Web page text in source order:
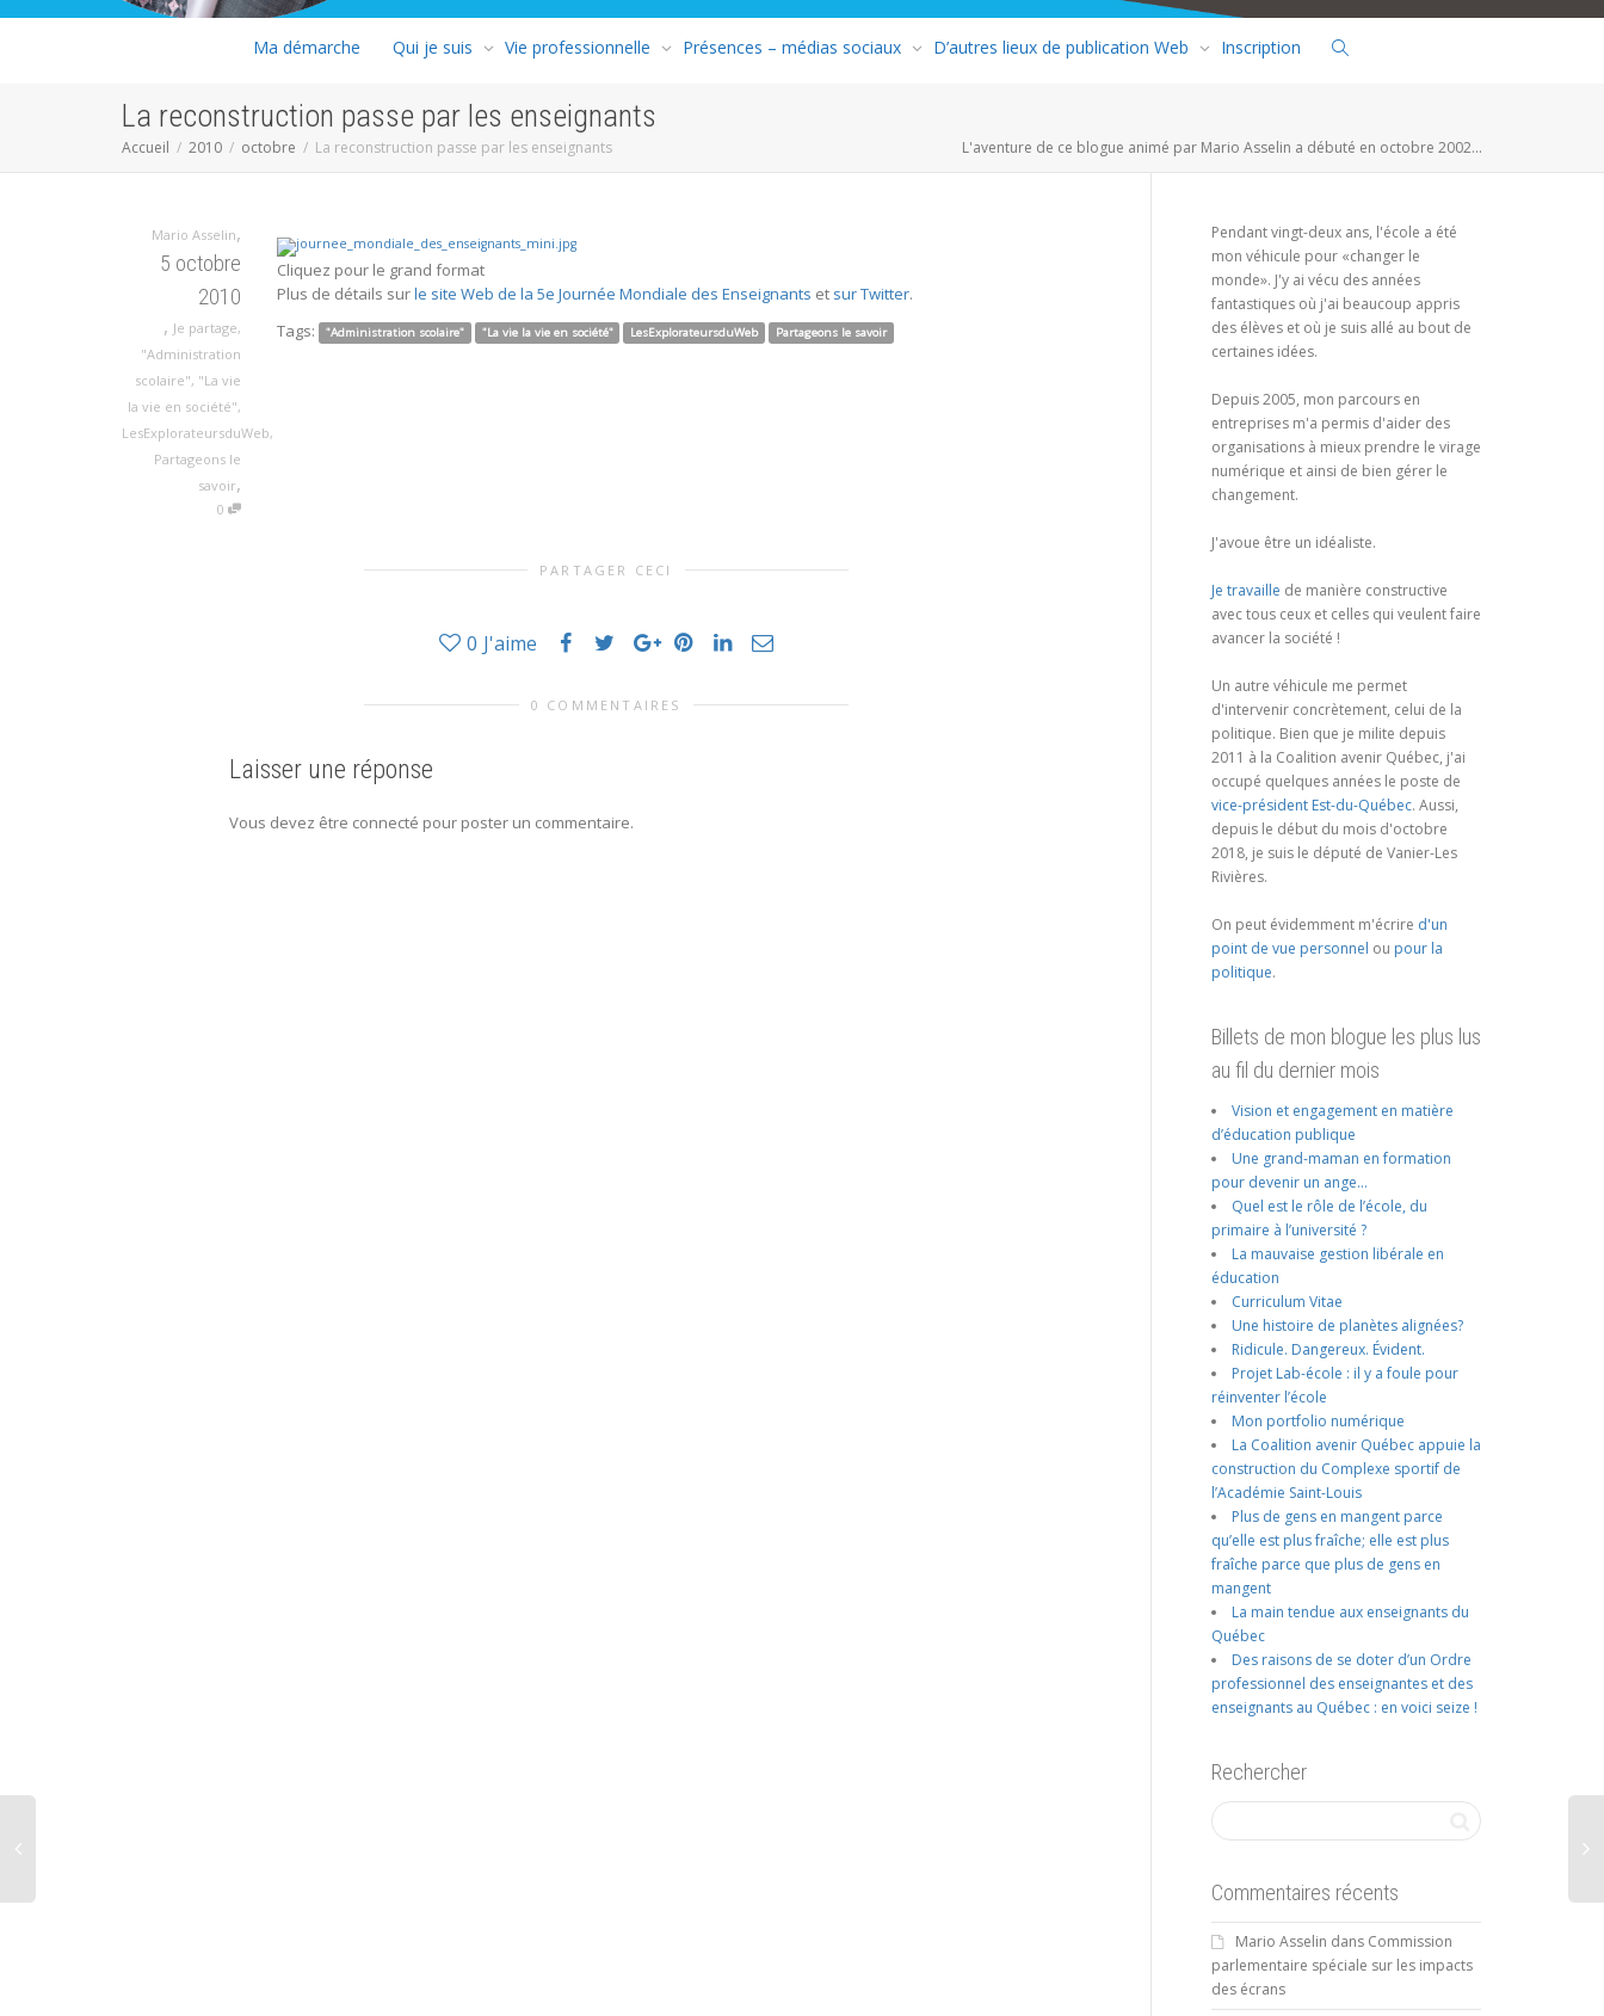
Ma démarche Qui je suis Vie professionnelle Présences – médias sociaux D’autres lieux de publication Web Inscription
La reconstruction passe par les enseignants
Accueil 2010 octobre La reconstruction passe par les enseignants L'aventure de ce blogue animé par Mario Asselin a débuté en octobre 2002...
Mario Asselin,
5 octobre
2010
, Je partage,
"Administration
scolaire", "La vie
la vie en société",
LesExplorateursduWeb,
Partageons le
savoir,
0
Cliquez pour le grand format
Plus de détails surle site Web de la 5e Journée Mondiale des Enseignants et sur Twitter.
Tags:
"Administration scolaire" "La vie la vie en société" LesExplorateursduWeb Partageons le savoir
PARTAGER CECI
0 J'aime
0 COMMENTAIRES
Laisser une réponse
Vous devez être connecté pour poster un commentaire.
Pendant vingt-deux ans, l'école a été
mon véhicule pour «changer le
monde». J'y ai vécu des années
fantastiques où j'ai beaucoup appris
des élèves et où je suis allé au bout de
certaines idées.
Depuis 2005, mon parcours en
entreprises m'a permis d'aider des
organisations à mieux prendre le virage
numérique et ainsi de bien gérer le
changement.
J'avoue être un idéaliste.
Je travaille de manière constructive
avec tous ceux et celles qui veulent faire
avancer la société !
Un autre véhicule me permet
d'intervenir concrètement, celui de la
politique. Bien que je milite depuis
2011 à la Coalition avenir Québec, j'ai
occupé quelques années le poste de
vice-président Est-du-Québec. Aussi,
depuis le début du mois d'octobre
2018, je suis le député de Vanier-Les
Rivières.
On peut évidemment m'écrire d'un
point de vue personnel ou pour la
politique.
Billets de mon blogue les plus lus
au fil du dernier mois
Vision et engagement en matière
d’éducation publique
Une grand-maman en formation
pour devenir un ange…
Quel est le rôle de l’école, du
primaire à l’université ?
La mauvaise gestion libérale en
éducation
Curriculum Vitae
Une histoire de planètes alignées?
Ridicule. Dangereux. Évident.
Projet Lab-école : il y a foule pour
réinventer l’école
Mon portfolio numérique
La Coalition avenir Québec appuie la
construction du Complexe sportif de
l’Académie Saint-Louis
Plus de gens en mangent parce
qu’elle est plus fraîche; elle est plus
fraîche parce que plus de gens en
mangent
La main tendue aux enseignants du
Québec
Des raisons de se doter d’un Ordre
professionnel des enseignantes et des
enseignants au Québec : en voici seize !
Rechercher
Commentaires récents
Mario Asselin dans Commission
parlementaire spéciale sur les impacts
des écrans